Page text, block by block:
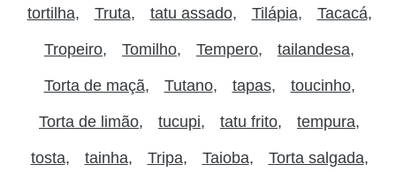
tortilha Truta tatu assado Tilápia Tacacá
Tropeiro Tomilho Tempero tailandesa
Torta de maçã Tutano tapas toucinho
Torta de limão tucupi tatu frito tempura
tosta tainha Tripa Taioba Torta salgada